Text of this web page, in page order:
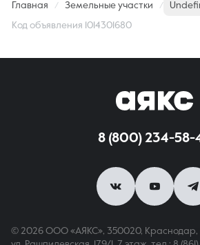
Главная Земельные участки
Код объявления 1014301680
8 (800) 234-58-
© 2026 ООО «АЯКС», 350020, Краснодар,